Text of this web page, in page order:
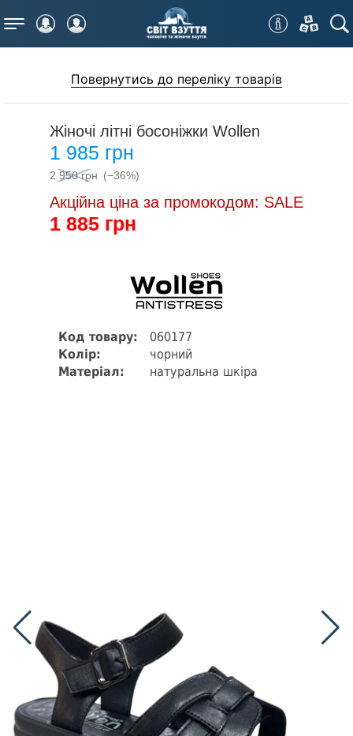
Меню
Повернутись до переліку товарів
Жіночі літні босоніжки Wollen
1 985 грн
2 950 грн (−36%)
Акційна ціна за промокодом: SALE
1 885 грн
Код товару:
060177
Колір:
чорний
Матеріал:
натуральна шкіра